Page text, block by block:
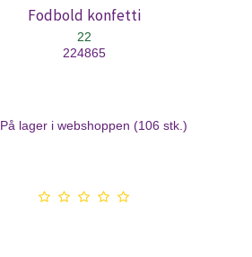
Fodbold konfetti
22
224865
På lager i webshoppen (106 stk.)